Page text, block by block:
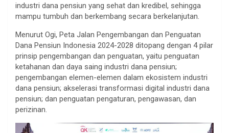
industri dana pensiun yang sehat dan kredibel, sehingga
mampu tumbuh dan berkembang secara berkelanjutan.
Menurut Ogi, Peta Jalan Pengembangan dan Penguatan
Dana Pensiun Indonesia 2024-2028 ditopang dengan 4 pilar
prinsip pengembangan dan penguatan, yaitu penguatan
ketahanan dan daya saing industri dana pensiun;
pengembangan elemen-elemen dalam ekosistem industri
dana pensiun; akselerasi transformasi digital industri dana
pensiun; dan penguatan pengaturan, pengawasan, dan
perizinan.